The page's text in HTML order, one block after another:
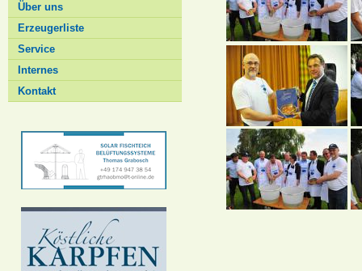
Über uns
Erzeugerliste
Service
Internes
Kontakt